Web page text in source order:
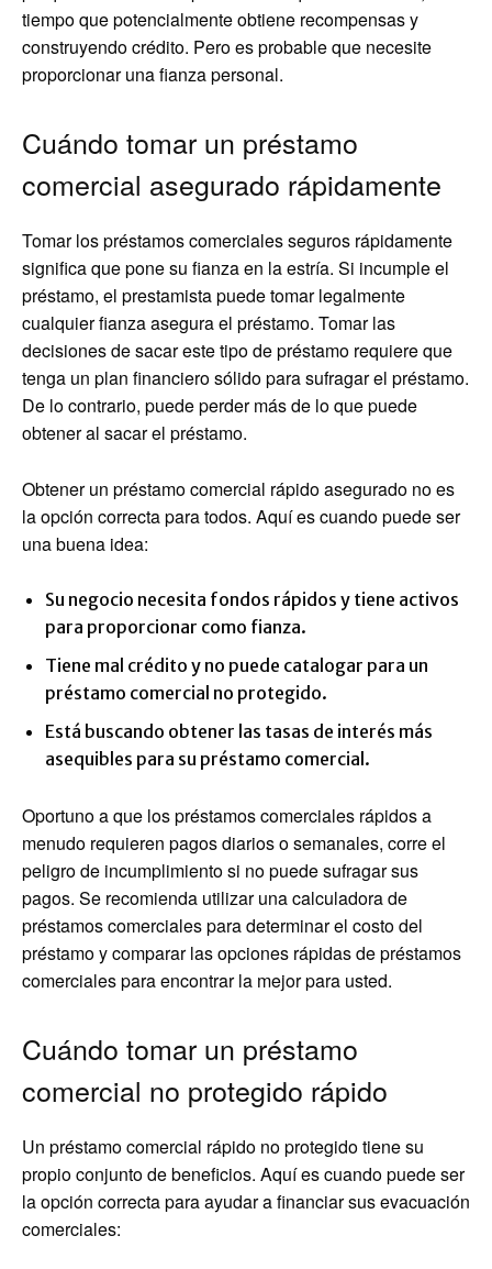
tiempo que potencialmente obtiene recompensas y
construyendo crédito. Pero es probable que necesite
proporcionar una fianza personal.
Cuándo tomar un préstamo
comercial asegurado rápidamente
Tomar los préstamos comerciales seguros rápidamente
significa que pone su fianza en la estría. Si incumple el
préstamo, el prestamista puede tomar legalmente
cualquier fianza asegura el préstamo. Tomar las
decisiones de sacar este tipo de préstamo requiere que
tenga un plan financiero sólido para sufragar el préstamo.
De lo contrario, puede perder más de lo que puede
obtener al sacar el préstamo.
Obtener un préstamo comercial rápido asegurado no es
la opción correcta para todos. Aquí es cuando puede ser
una buena idea:
Su negocio necesita fondos rápidos y tiene activos
para proporcionar como fianza.
Tiene mal crédito y no puede catalogar para un
préstamo comercial no protegido.
Está buscando obtener las tasas de interés más
asequibles para su préstamo comercial.
Oportuno a que los préstamos comerciales rápidos a
menudo requieren pagos diarios o semanales, corre el
peligro de incumplimiento si no puede sufragar sus
pagos. Se recomienda utilizar una calculadora de
préstamos comerciales para determinar el costo del
préstamo y comparar las opciones rápidas de préstamos
comerciales para encontrar la mejor para usted.
Cuándo tomar un préstamo
comercial no protegido rápido
Un préstamo comercial rápido no protegido tiene su
propio conjunto de beneficios. Aquí es cuando puede ser
la opción correcta para ayudar a financiar sus evacuación
comerciales: